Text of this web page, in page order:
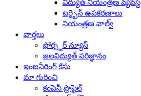
విద్యుత్ నియంత్రణ వ్యవస్థ
టర్బైన్ ఉపకరణాలు
నియంత్రణ వాల్వ్
వార్తలు
ఫోర్స్టర్ న్యూస్
జలవిద్యుత్ పరిజ్ఞానం
ఇంజనీరింగ్ కేసు
మా గురించి
కంపెనీ ప్రొఫైల్